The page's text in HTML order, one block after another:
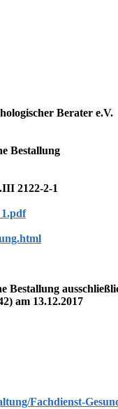
Berater e.V.
Bestallung
2122-2-1
am 13.12.2017
Fachdienst-